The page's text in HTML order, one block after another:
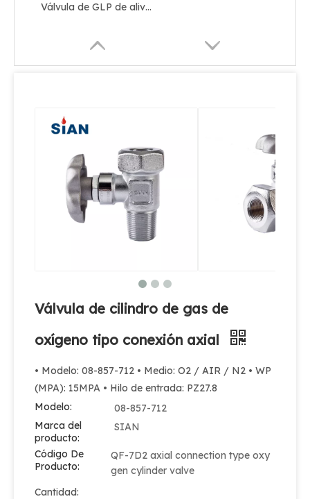
Válvula de GLP de alivio de seguridad confiable con volante
Válvula de cilindro de gas de
oxígeno tipo conexión axial
• Modelo: 08-857-712 • Medio: O2 / AIR / N2 • WP
(MPA): 15MPA • Hilo de entrada: PZ27.8
Modelo:
08-857-712
Marca del
producto:
SIAN
Código De
Producto:
QF-7D2 axial connection type oxy
gen cylinder valve
Cantidad: